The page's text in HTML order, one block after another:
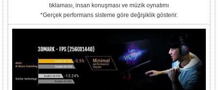
tıklaması, insan konuşması ve müzik oynatımı
*Gerçek performans sisteme göre değişiklik gösterir.